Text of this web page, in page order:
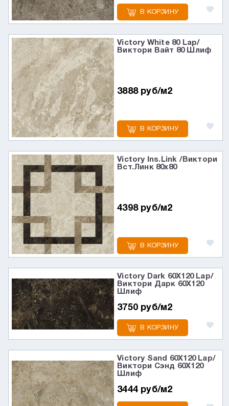
В КОРЗИНУ
Victory White 80 Lap/
Виктори Вайт 80 Шлиф
3888 руб/м2
В КОРЗИНУ
Victory Ins.Link /Виктори
Вст.Линк 80x80
4398 руб/м2
В КОРЗИНУ
Victory Dark 60X120 Lap/
Виктори Дарк 60X120
Шлиф
3750 руб/м2
В КОРЗИНУ
Victory Sand 60X120 Lap/
Виктори Сэнд 60X120
Шлиф
3444 руб/м2